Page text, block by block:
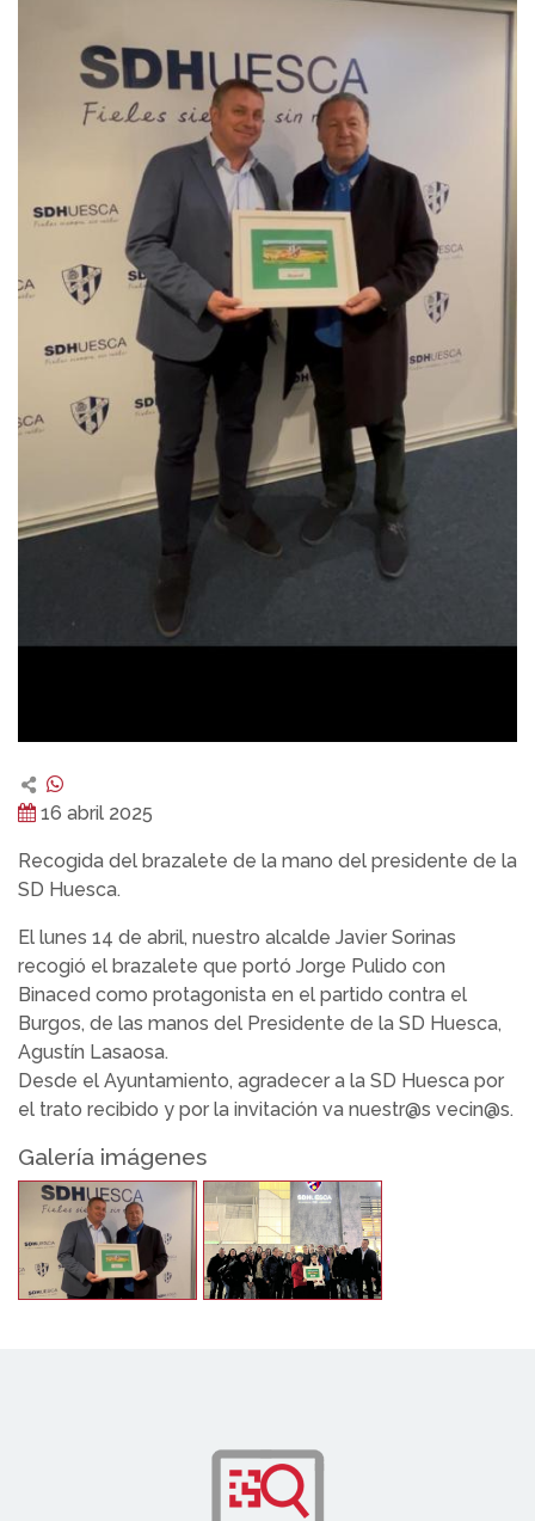
16 abril 2025
Recogida del brazalete de la mano del presidente de la
SD Huesca.
El lunes 14 de abril, nuestro alcalde Javier Sorinas
recogió el brazalete que portó Jorge Pulido con
Binaced como protagonista en el partido contra el
Burgos, de las manos del Presidente de la SD Huesca,
Agustín Lasaosa.
Desde el Ayuntamiento, agradecer a la SD Huesca por
el trato recibido y por la invitación va nuestr@s vecin@s.
Galería imágenes